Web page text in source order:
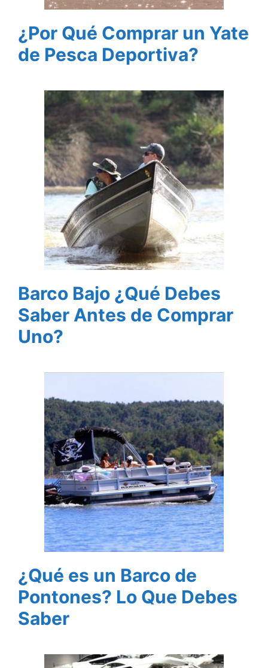
¿Por Qué Comprar un Yate
de Pesca Deportiva?
Barco Bajo ¿Qué Debes
Saber Antes de Comprar
Uno?
¿Qué es un Barco de
Pontones? Lo Que Debes
Saber